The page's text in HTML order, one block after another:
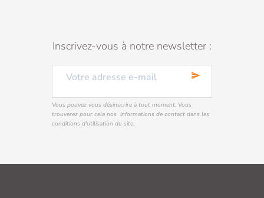
Inscrivez-vous à notre newsletter :
send
Vous pouvez vous désinscrire à tout moment. Vous
trouverez pour cela nos informations de contact dans les
conditions d'utilisation du site.